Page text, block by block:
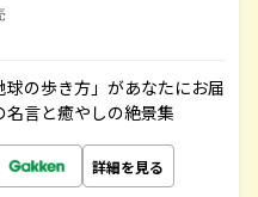
の歩き方」があなたにお届
言と癒やしの絶景集
詳細を見る